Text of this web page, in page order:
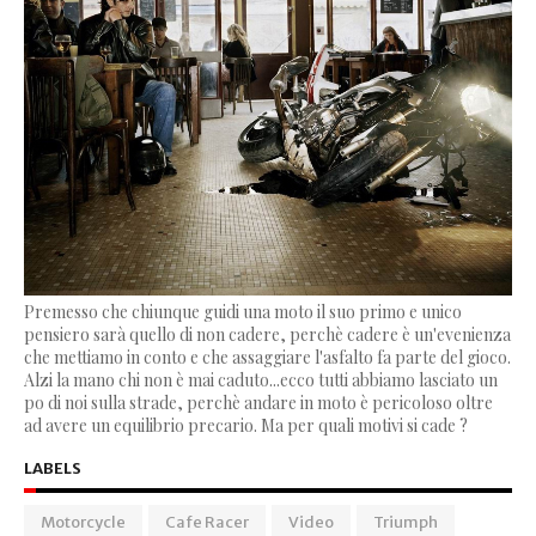
Premesso che chiunque guidi una moto il suo primo e unico
pensiero sarà quello di non cadere, perchè cadere è un'evenienza
che mettiamo in conto e che assaggiare l'asfalto fa parte del gioco.
Alzi la mano chi non è mai caduto...ecco tutti abbiamo lasciato un
po di noi sulla strade, perchè andare in moto è pericoloso oltre
ad avere un equilibrio precario. Ma per quali motivi si cade ?
LABELS
Motorcycle Cafe Racer Video Triumph